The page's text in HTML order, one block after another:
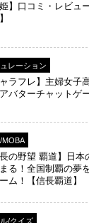
姫】口コミ・レビュ
レーション
ャラフレ】主婦女子
バターチャットゲ
MOBA
長の野望 覇道】日
る！全国制覇の夢
ム！【信長覇道】
/クイズ